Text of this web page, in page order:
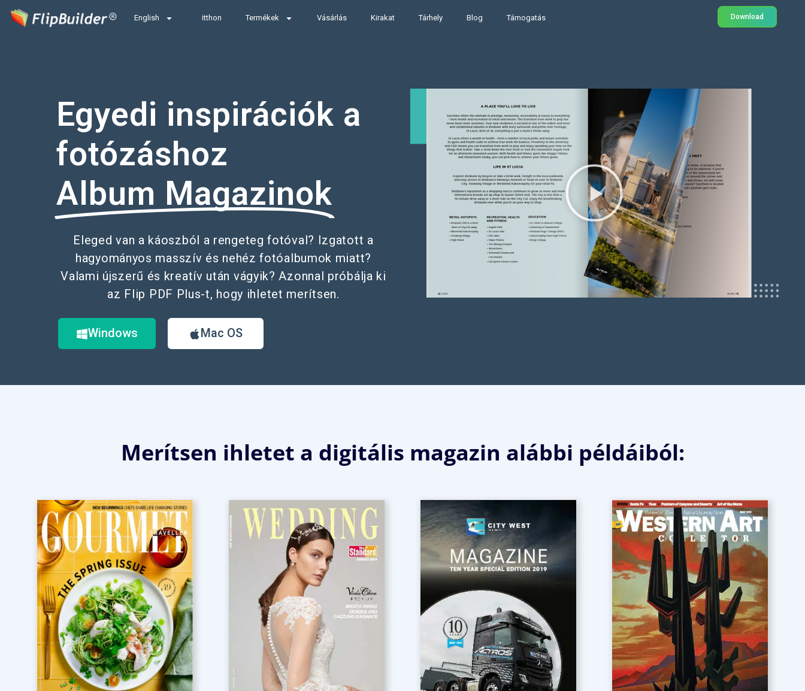
English itthon Termékek Vásárlás Kirakat Tárhely Blog Támogatás Download
Egyedi inspirációk a
fotózáshoz
Album Magazinok
Eleged van a káoszból a rengeteg fotóval? Izgatott a
hagyományos masszív és nehéz fotóalbumok miatt?
Valami újszerű és kreatív után vágyik? Azonnal próbálja ki
az Flip PDF Plus-t, hogy ihletet merítsen.
Windows Mac OS
Merítsen ihletet a digitális magazin alábbi példáiból: